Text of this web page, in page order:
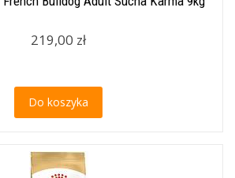
219,00 zł
Do koszyka